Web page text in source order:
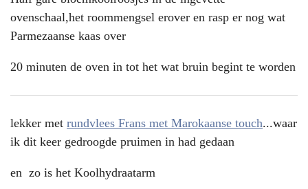
ovenschaal,het roommengsel erover en rasp er nog wat
Parmezaanse kaas over
20 minuten de oven in tot het wat bruin begint te worden
lekker met rundvlees Frans met Marokaanse touch...waar
ik dit keer gedroogde pruimen in had gedaan
en zo is het Koolhydraatarm